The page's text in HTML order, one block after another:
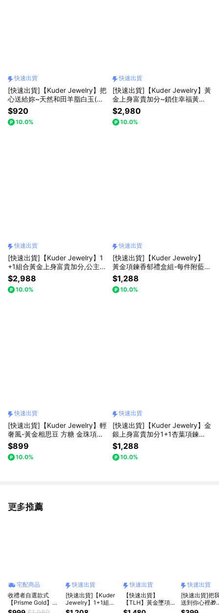
快速出貨
[快速出貨]【Kuder Jewelry】把
心送給妳~天然和田羊脂白玉(愛
心)戒子附珠寶鑑定書,1+1買一件
送馬上有錢吊飾一條
$920
10.0%
快速出貨
[快速出貨]【Kuder Jewelry】黃
金上身富貴加分~鎖住幸福黃金
項鍊1+1組合,買一件項鍊送一件
財庫符
$2,980
10.0%
快速出貨
[快速出貨]【Kuder Jewelry】1
+1組合黃金上身富貴加分,公主蝴
蝶結黃金項鍊,買一件送香氛玫瑰
花束
$2,988
10.0%
快速出貨
[快速出貨]【Kuder Jewelry】
黃金項鍊香郁禮盒組-每件附藍色
玫瑰六朵精油皂禮盒『LINE禮物
獨家組合』
$1,288
10.0%
快速出貨
[快速出貨]【Kuder Jewelry】輕
奢風-黃金相思豆 方糖 金珠項鍊
多款任選組,任買一件送贈品(多
款)任選一件
$899
10.0%
快速出貨
[快速出貨]【Kuder Jewelry】金
銀上身富貴加分1+1杏葉項鍊黃
金組『LINE禮物獨家組合』
$1,288
10.0%
更多推薦
看更多
宅配商品
收禮者自選款式
【Prisme Gold】黃
金墜項鍊 純金999鍊
快速出貨
[快速出貨]【Kuder
Jewelry】1+1組合-
黃金上身富貴加分,
快速出貨
【快速出貨】
【TLH】黃金墜項鍊
純金999 四葉心願
快速出貨
[快速出貨]把
送到你心裡🎁
【List.U】交